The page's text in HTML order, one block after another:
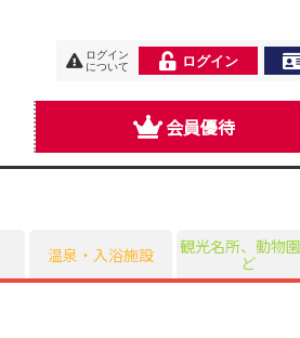
ログイン
について
ログイン
会員優待
温泉・入浴施設
観光名所、動物
ど